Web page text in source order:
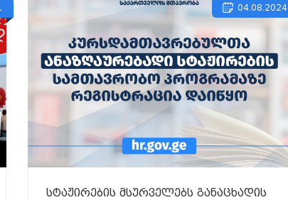
04.08.2024
სტაჟირების მსურველებს განაცხადის